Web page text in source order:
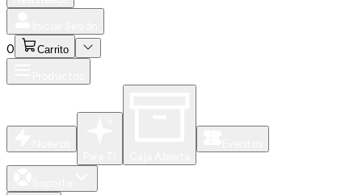
0 Carrito